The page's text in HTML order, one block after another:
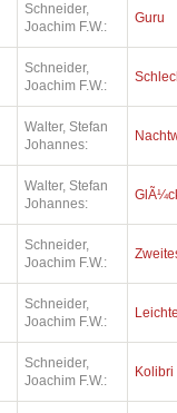
Schneider,
Joachim F.W.:
Guru
Schneider,
Joachim F.W.:
Walter, Stefan
Johannes:
Walter, Stefan
Johannes:
Schneider,
Joachim F.W.:
Schneider,
Joachim F.W.:
Schneider,
Joachim F.W.:
Kolibri